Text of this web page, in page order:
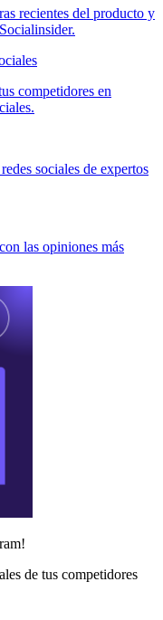
recientes del producto y
competidores en
sociales de expertos
las opiniones más
de tus competidores